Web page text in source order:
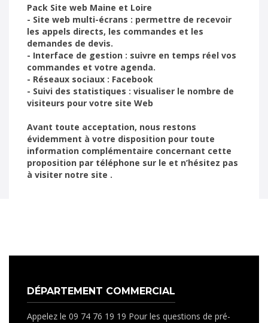
Pack Site web Maine et Loire
- Site web multi-écrans : permettre de recevoir
les appels directs, les commandes et les
demandes de devis.
- Interface de gestion : suivre en temps réel vos
commandes et votre agenda.
- Réseaux sociaux : Facebook
- Suivi des statistiques : visualiser le nombre de
visiteurs pour votre site Web
Avant toute acceptation, nous restons
évidemment à votre disposition pour toute
information complémentaire concernant cette
proposition par téléphone sur le et n’hésitez pas
à visiter notre site .
DÉPARTEMENT COMMERCIAL
Appelez le 09 74 76 19 19 Pour les questions de pré-